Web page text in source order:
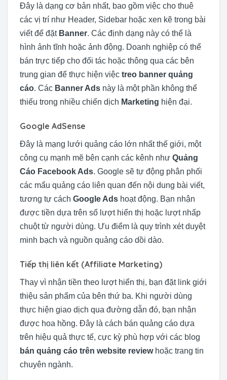
Đây là dạng cơ bản nhất, bao gồm việc cho thuê
các vị trí như Header, Sidebar hoặc xen kẽ trong bài
viết để đặt Banner. Các định dạng này có thể là
hình ảnh tĩnh hoặc ảnh động. Doanh nghiệp có thể
bán trực tiếp cho đối tác hoặc thông qua các bên
trung gian để thực hiện việc treo banner quảng
cáo. Các Banner Ads này là một phần không thể
thiếu trong nhiều chiến dịch Marketing hiện đại.
Google AdSense
Đây là mạng lưới quảng cáo lớn nhất thế giới, một
công cụ mạnh mẽ bên cạnh các kênh như Quảng
Cáo Facebook Ads. Google sẽ tự động phân phối
các mẩu quảng cáo liên quan đến nội dung bài viết,
tương tự cách Google Ads hoạt động. Bạn nhận
được tiền dựa trên số lượt hiển thị hoặc lượt nhấp
chuột từ người dùng. Ưu điểm là quy trình xét duyệt
minh bạch và nguồn quảng cáo dồi dào.
Tiếp thị liên kết (Affiliate Marketing)
Thay vì nhận tiền theo lượt hiển thị, bạn đặt link giới
thiệu sản phẩm của bên thứ ba. Khi người dùng
thực hiện giao dịch qua đường dẫn đó, bạn nhận
được hoa hồng. Đây là cách bán quảng cáo dựa
trên hiệu quả thực tế, cực kỳ phù hợp với các blog
bán quảng cáo trên website reviewhoặc trang tin
chuyên ngành.